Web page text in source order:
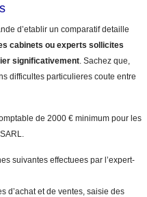
d’etablir un comparatif detaille
cabinets ou experts sollicites
significativement. Sachez que,
difficultes particulieres coute entre
de 2000 € minimum pour les
suivantes effectuees par l’expert-
d’achat et de ventes, saisie des